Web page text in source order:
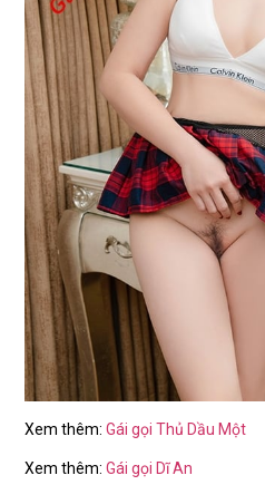
Xem thêm:Gái gọi Thủ Dầu Một
Xem thêm:Gái gọi Dĩ An